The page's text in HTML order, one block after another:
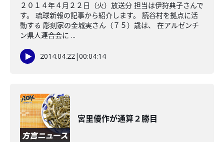
２０１４年４月２２日（火）放送分 担当は伊狩典子さんで
す。 琉球新報の記事から紹介します。 読谷村を拠点に活
動する 彫刻家の金城実さん（７５）歳は、 在アルゼンチ
ン県人連合会に ...
2014.04.22|00:04:14
宮里優作が通算２勝目